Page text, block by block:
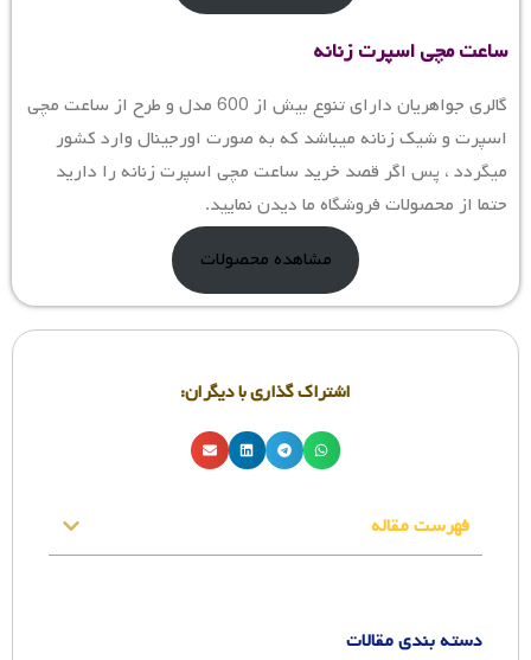
ساعت مچی اسپرت زنانه
گالری جواهریان دارای تنوع بیش از 600 مدل و طرح از ساعت مچی
اسپرت و شیک زنانه میباشد که به صورت اورجینال وارد کشور
میگردد ، پس اگر قصد خرید ساعت مچی اسپرت زنانه را دارید
حتما از محصولات فروشگاه ما دیدن نمایید.
مشاهده محصولات
اشتراک گذاری با دیگران:
فهرست مقاله
دسته بندی مقالات